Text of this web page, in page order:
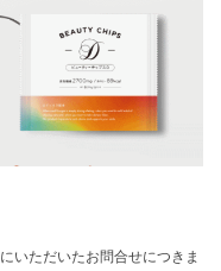
いただいたお問合せにつきま